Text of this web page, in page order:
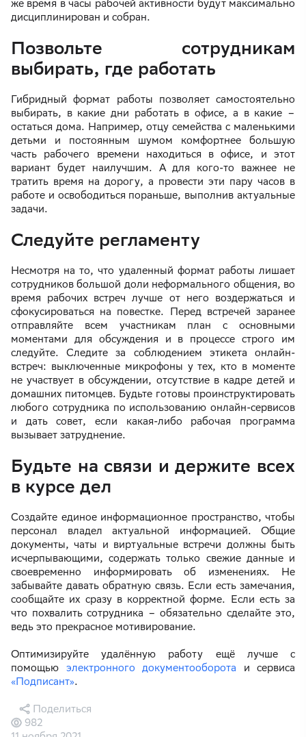
же время в часы рабочей активности будут максимально
дисциплинирован и собран.
Позвольте сотрудникам
выбирать, где работать
Гибридный формат работы позволяет самостоятельно
выбирать, в какие дни работать в офисе, а в какие –
остаться дома. Например, отцу семейства с маленькими
детьми и постоянным шумом комфортнее большую
часть рабочего времени находиться в офисе, и этот
вариант будет наилучшим. А для кого-то важнее не
тратить время на дорогу, а провести эти пару часов в
работе и освободиться пораньше, выполнив актуальные
задачи.
Следуйте регламенту
Несмотря на то, что удаленный формат работы лишает
сотрудников большой доли неформального общения, во
время рабочих встреч лучше от него воздержаться и
сфокусироваться на повестке. Перед встречей заранее
отправляйте всем участникам план с основными
моментами для обсуждения и в процессе строго им
следуйте. Следите за соблюдением этикета онлайн-
встреч: выключенные микрофоны у тех, кто в моменте
не участвует в обсуждении, отсутствие в кадре детей и
домашних питомцев. Будьте готовы проинструктировать
любого сотрудника по использованию онлайн-сервисов
и дать совет, если какая-либо рабочая программа
вызывает затруднение.
Будьте на связи и держите всех
в курсе дел
Создайте единое информационное пространство, чтобы
персонал владел актуальной информацией. Общие
документы, чаты и виртуальные встречи должны быть
исчерпывающими, содержать только свежие данные и
своевременно информировать об изменениях. Не
забывайте давать обратную связь. Если есть замечания,
сообщайте их сразу в корректной форме. Если есть за
что похвалить сотрудника – обязательно сделайте это,
ведь это прекрасное мотивирование.
Оптимизируйте удалённую работу ещё лучше с
помощью электронного документооборота и сервиса
«Подписант».
982
Поделиться